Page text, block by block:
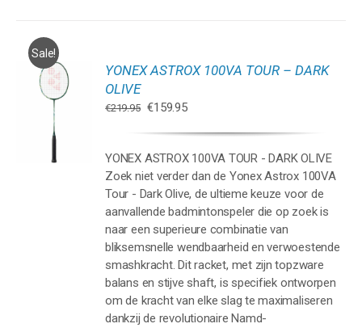
Sale!
YONEX ASTROX 100VA TOUR – DARK
OLIVE
€219.95 Oorspronkelijke
€219.95.
€159.95Huidige
€159.95.
YONEX ASTROX 100VA TOUR - DARK OLIVE
Zoek niet verder dan de Yonex Astrox 100VA
Tour - Dark Olive, de ultieme keuze voor de
aanvallende badmintonspeler die op zoek is
naar een superieure combinatie van
bliksemsnelle wendbaarheid en verwoestende
smashkracht. Dit racket, met zijn topzware
balans en stijve shaft, is specifiek ontworpen
om de kracht van elke slag te maximaliseren
dankzij de revolutionaire Namd-